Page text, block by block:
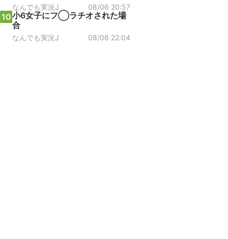
なんでも実況J 08/06 20:57
10小6女子にフ◯ラチオされた場
合
なんでも実況J 08/06 22:04